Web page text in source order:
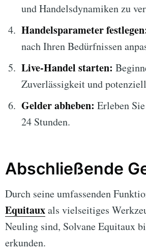
und Handelsdynamiken zu
Handelsparameter
nach Ihren Bedürfnissen
Live-Handel starten:
Zuverlässigkeit und
Gelder abheben: Erleben
24 Stunden.
Abschließende
Durch seine umfassenden
Equitauxals vielseitiges
Neuling sind, Solvane Equitaux
erkunden.